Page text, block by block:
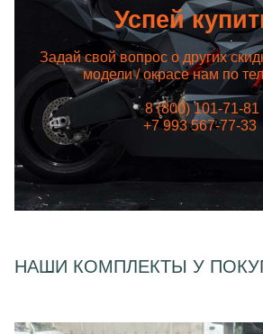
Успей
Задай свой вопрос о других
модели / окрасе нам по
8 (800) 101-71-81
+7 993 567-77-33
НАШИ КОМПЛЕКТЫ У